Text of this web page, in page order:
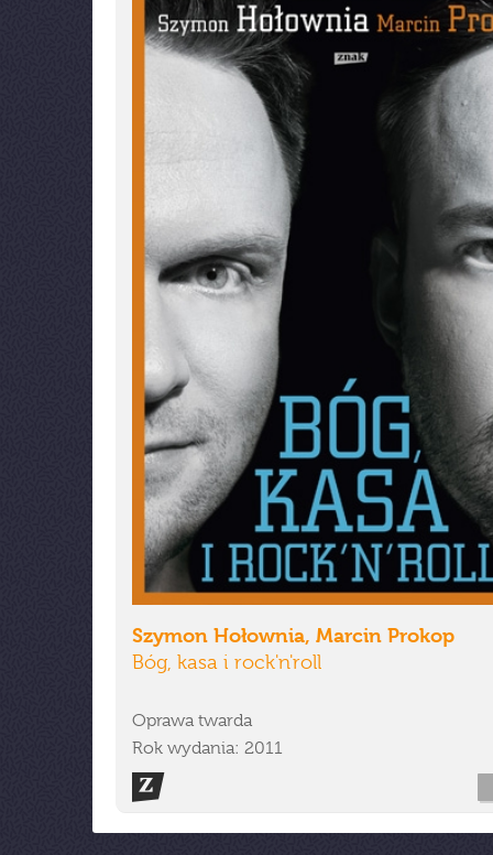
Szymon Hołownia, Marcin Prokop
Bóg, kasa i rock'n'roll
Oprawa twarda
Rok wydania: 2011